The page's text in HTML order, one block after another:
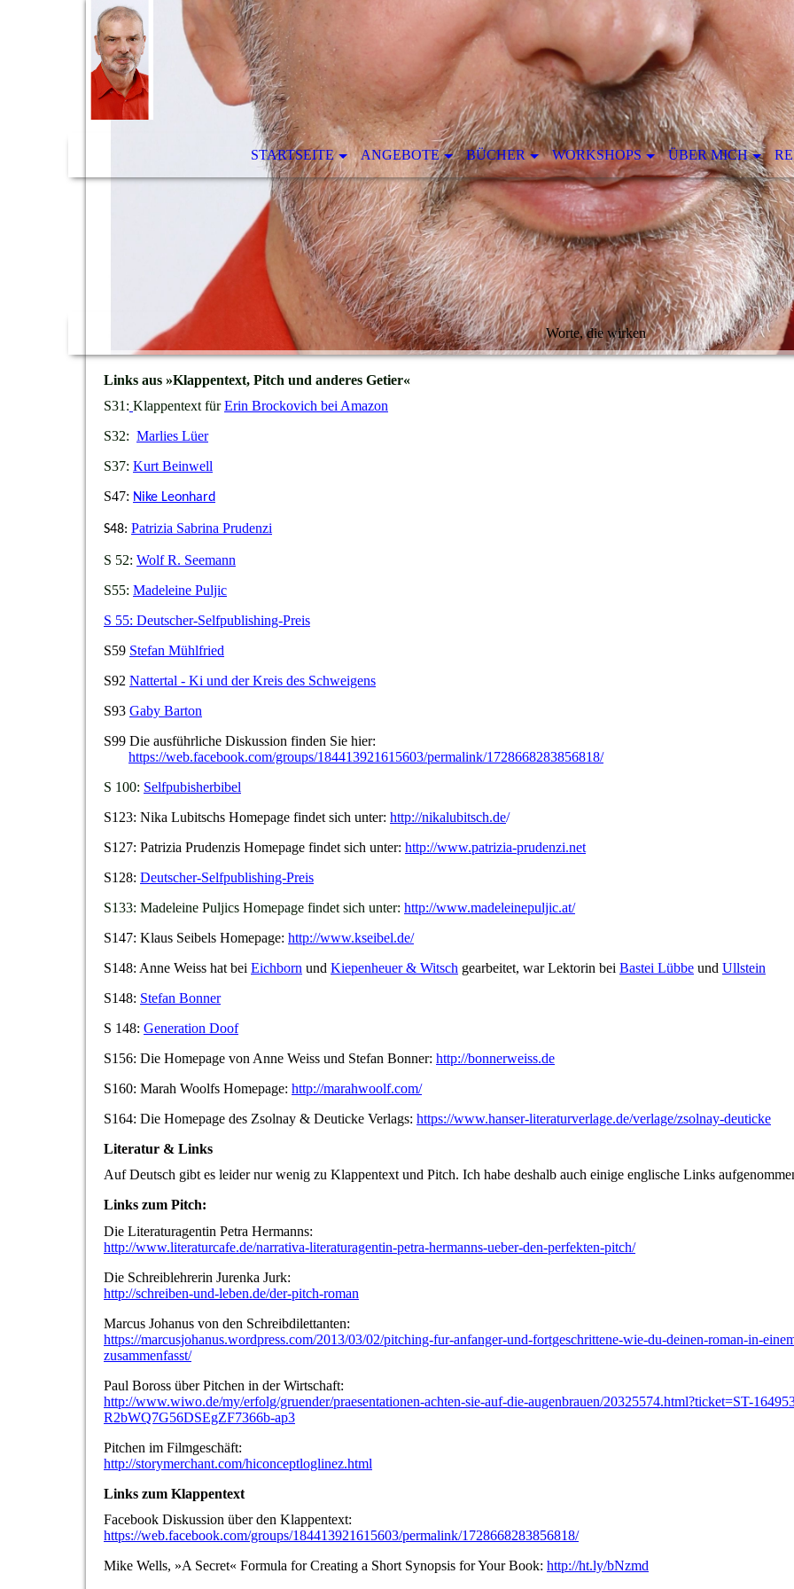
STARTSEITE ANGEBOTE BÜCHER WORKSHOPS ÜBER MICH
Worte, die wirken
Links aus »Klappentext, Pitch und anderes Getier«
S31: Klappentext fürErin Brockovich bei Amazon
S32: Marlies Lüer
S37: Kurt Beinwell
S47: Nike Leonhard
S48: Patrizia Sabrina Prudenzi
S 52: Wolf R. Seemann
S55: Madeleine Puljic
S 55: Deutscher-Selfpublishing-Preis
S59 Stefan Mühlfried
S92 Nattertal - Ki und der Kreis des Schweigens
S93 Gaby Barton
S99 Die ausführliche Diskussion finden Sie hier:
https://web.facebook.com/groups/184413921615603/permalink/1728668283856818/
S 100: Selfpubisherbibel
S123: Nika Lubitschs Homepage findet sich unter: http://nikalubitsch.de/
S127: Patrizia Prudenzis Homepage findet sich unter: http://www.patrizia-prudenzi.net
S128: Deutscher-Selfpublishing-Preis
S133: Madeleine Puljics Homepage findet sich unter: http://www.madeleinepuljic.at/
S147: Klaus Seibels Homepage: http://www.kseibel.de/
S148: Anne Weiss hat bei Eichborn und Kiepenheuer & Witsch gearbeitet, war Lektorin bei Bastei Lübbe und Ullstein
S148: Stefan Bonner
S 148: Generation Doof
S156: Die Homepage von Anne Weiss und Stefan Bonner: http://bonnerweiss.de
S160: Marah Woolfs Homepage: http://marahwoolf.com/
S164: Die Homepage des Zsolnay & Deuticke Verlags: https://www.hanser-literaturverlage.de/verlage/zsolnay-deuticke
Literatur & Links
Auf Deutsch gibt es leider nur wenig zu Klappentext und Pitch. Ich habe deshalb auch einige englische Links
Links zum Pitch:
Die Literaturagentin Petra Hermanns:
http://www.literaturcafe.de/narrativa-literaturagentin-petra-hermanns-ueber-den-perfekten-pitch/
Die Schreiblehrerin Jurenka Jurk:
http://schreiben-und-leben.de/der-pitch-roman
Marcus Johanus von den Schreibdilettanten:
https://marcusjohanus.wordpress.com/2013/03/02/pitching-fur-anfanger-und-fortgeschrittene-wie-du-deinen-roman-in-
zusammenfasst/
Paul Boross über Pitchen in der Wirtschaft:
http://www.wiwo.de/my/erfolg/gruender/praesentationen-achten-sie-auf-die-augenbrauen/20325574.html?ticket=ST-
R2bWQ7G56DSEgZF7366b-ap3
Pitchen im Filmgeschäft:
http://storymerchant.com/hiconceptloglinez.html
Links zum Klappentext
Facebook Diskussion über den Klappentext:
https://web.facebook.com/groups/184413921615603/permalink/1728668283856818/
Mike Wells, »A Secret« Formula for Creating a Short Synopsis for Your Book: http://ht.ly/bNzmd